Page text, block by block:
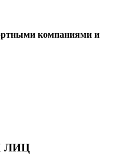
компаниями и
ЛИЦ